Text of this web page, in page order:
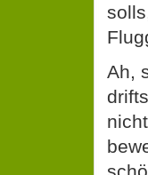
Ah,